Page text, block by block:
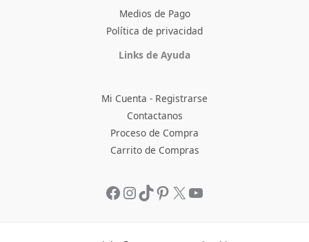
Medios de Pago
Política de privacidad
Links de Ayuda
Mi Cuenta - Registrarse
Contactanos
Proceso de Compra
Carrito de Compras
Facebook
Instagram
TikTokPinterest